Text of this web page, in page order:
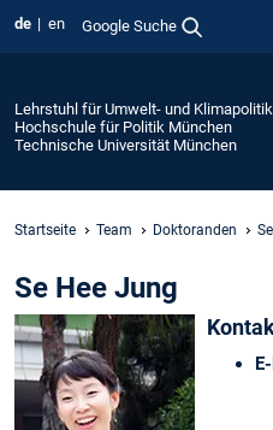
de en Google Suche
Lehrstuhl für Umwelt- und Klimapolitik
Hochschule für Politik München
Technische Universität München
Startseite Team Doktoranden
Se Hee Jung